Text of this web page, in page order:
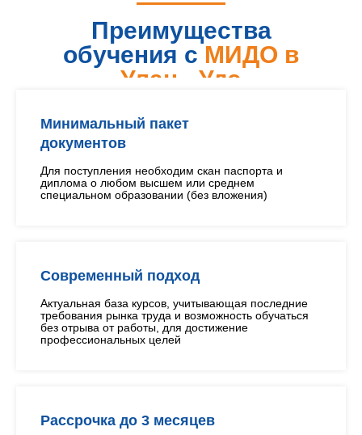
Преимущества
обучения с МИДО в
Улан - Удэ
Минимальный пакет
документов
Для поступления необходим скан паспорта и
диплома о любом высшем или среднем
специальном образовании (без вложения)
Современный подход
Актуальная база курсов, учитывающая последние
требования рынка труда и возможность обучаться
без отрыва от работы, для достижение
профессиональных целей
Рассрочка до 3 месяцев